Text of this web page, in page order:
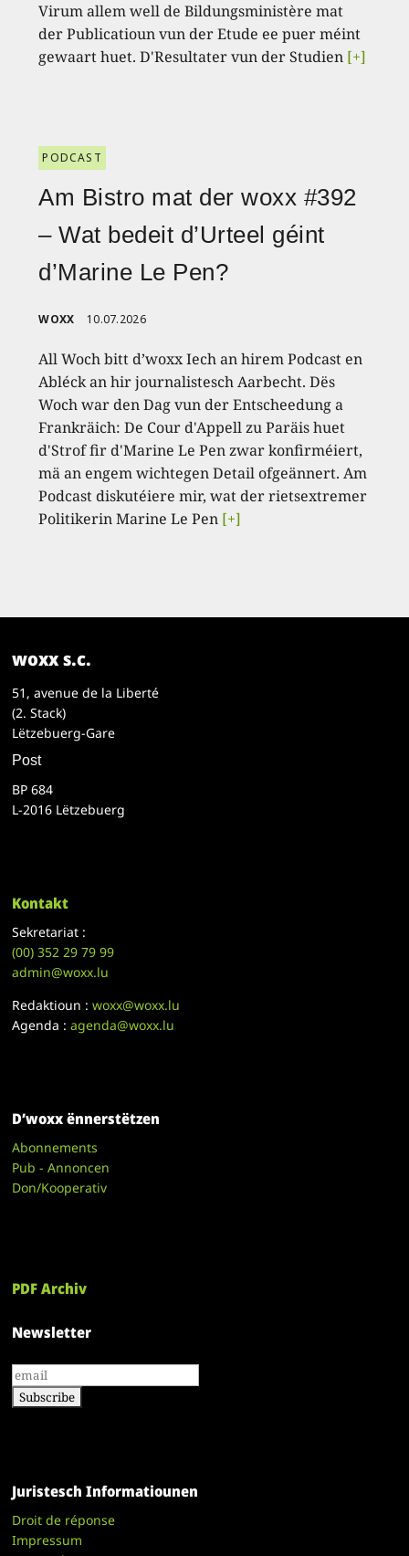
Virum allem well de Bildungsministère mat
der Publicatioun vun der Etude ee puer méint
gewaart huet. D'Resultater vun der Studien [+]
PODCAST
Am Bistro mat der woxx #392
– Wat bedeit d’Urteel géint
d’Marine Le Pen?
WOXX 10.07.2026
All Woch bitt d’woxx Iech an hirem Podcast en
Abléck an hir journalistesch Aarbecht. Dës
Woch war den Dag vun der Entscheedung a
Frankräich: De Cour d'Appell zu Paräis huet
d'Strof fir d'Marine Le Pen zwar konfirméiert,
mä an engem wichtegen Detail ofgeännert. Am
Podcast diskutéiere mir, wat der rietsextremer
Politikerin Marine Le Pen [+]
woxx s.c.
51, avenue de la Liberté
(2. Stack)
Lëtzebuerg-Gare
Post
BP 684
L-2016 Lëtzebuerg
Kontakt
Sekretariat :
(00)352 29 79 99
admin@woxx.lu
Redaktioun :woxx@woxx.lu
Agenda :agenda@woxx.lu
D’woxx ënnerstëtzen
Abonnements
Pub - Annoncen
Don/Kooperativ
PDF Archiv
Newsletter
Juristesch Informatiounen
Droit de réponse
Impressum